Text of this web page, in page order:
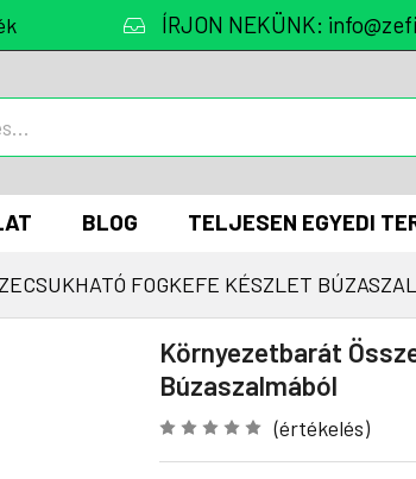
ÍRJON NEKÜNK:
BLOG TELJESEN EGYEDI
FOGKEFE KÉSZLET
Környezetbarát
Búzaszalmából
(értékelés)